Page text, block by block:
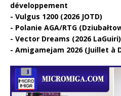
développement
Vulgus 1200 (2026 JOTD)
Polanie AGA/RTG
Vector Dreams (2026
Amigamejam 2026 (Juillet à